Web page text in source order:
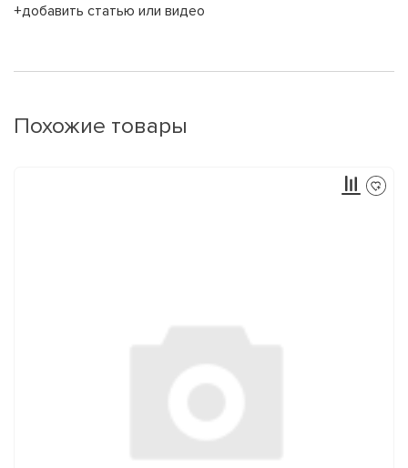
+добавить статью или видео
Похожие товары